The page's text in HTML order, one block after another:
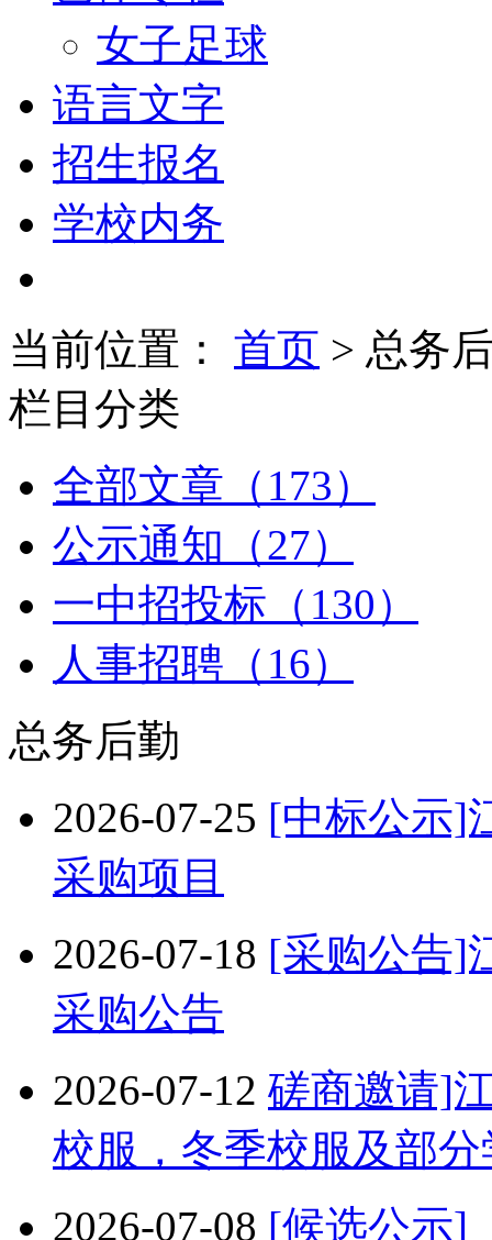
女子足球
语言文字
招生报名
学校内务
当前位置： 首页 > 总务
栏目分类
全部文章（173）
公示通知（27）
一中招投标（130）
人事招聘（16）
总务后勤
2026-07-25 [中标公示]
采购项目
2026-07-18 [采购公告]
采购公告
2026-07-12 磋商邀请]
校服，冬季校服及部
2026-07-08 [候选公示]